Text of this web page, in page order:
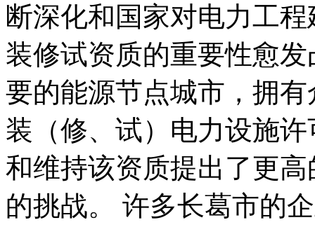
断深化和国家对电力工
装修试资质的重要性愈
要的能源节点城市，拥
装（修、试）电力设施
和维持该资质提出了更
的挑战。 许多长葛市的